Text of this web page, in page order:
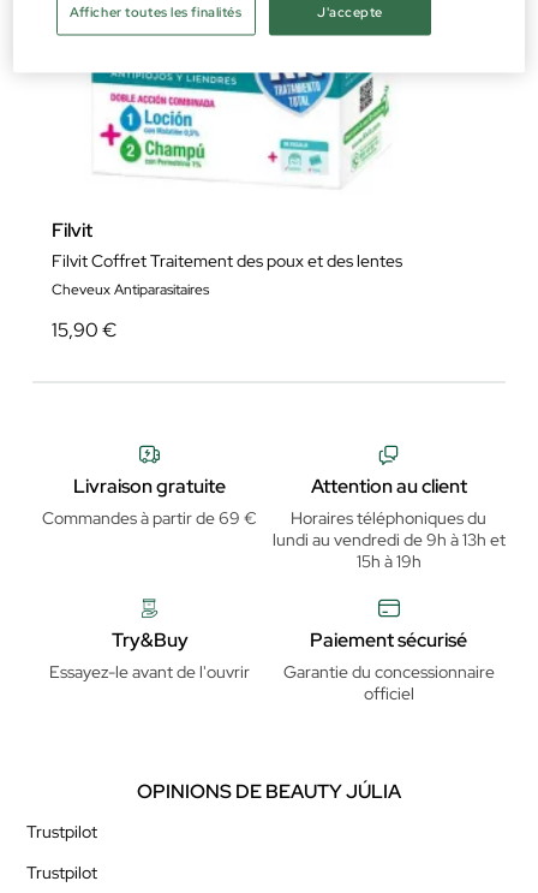
Filvit
Filvit Coffret Traitement des poux et des lentes
Cheveux Antiparasitaires
15,90 €
Livraison gratuite
Commandes à partir de 69 €
Attention au client
Horaires téléphoniques du
lundi au vendredi de 9h à 13h et
15h à 19h
Try&Buy
Essayez-le avant de l'ouvrir
Paiement sécurisé
Garantie du concessionnaire
officiel
OPINIONS DE BEAUTY JÚLIA
Trustpilot
Trustpilot
J'accepte
Afficher toutes les finalités